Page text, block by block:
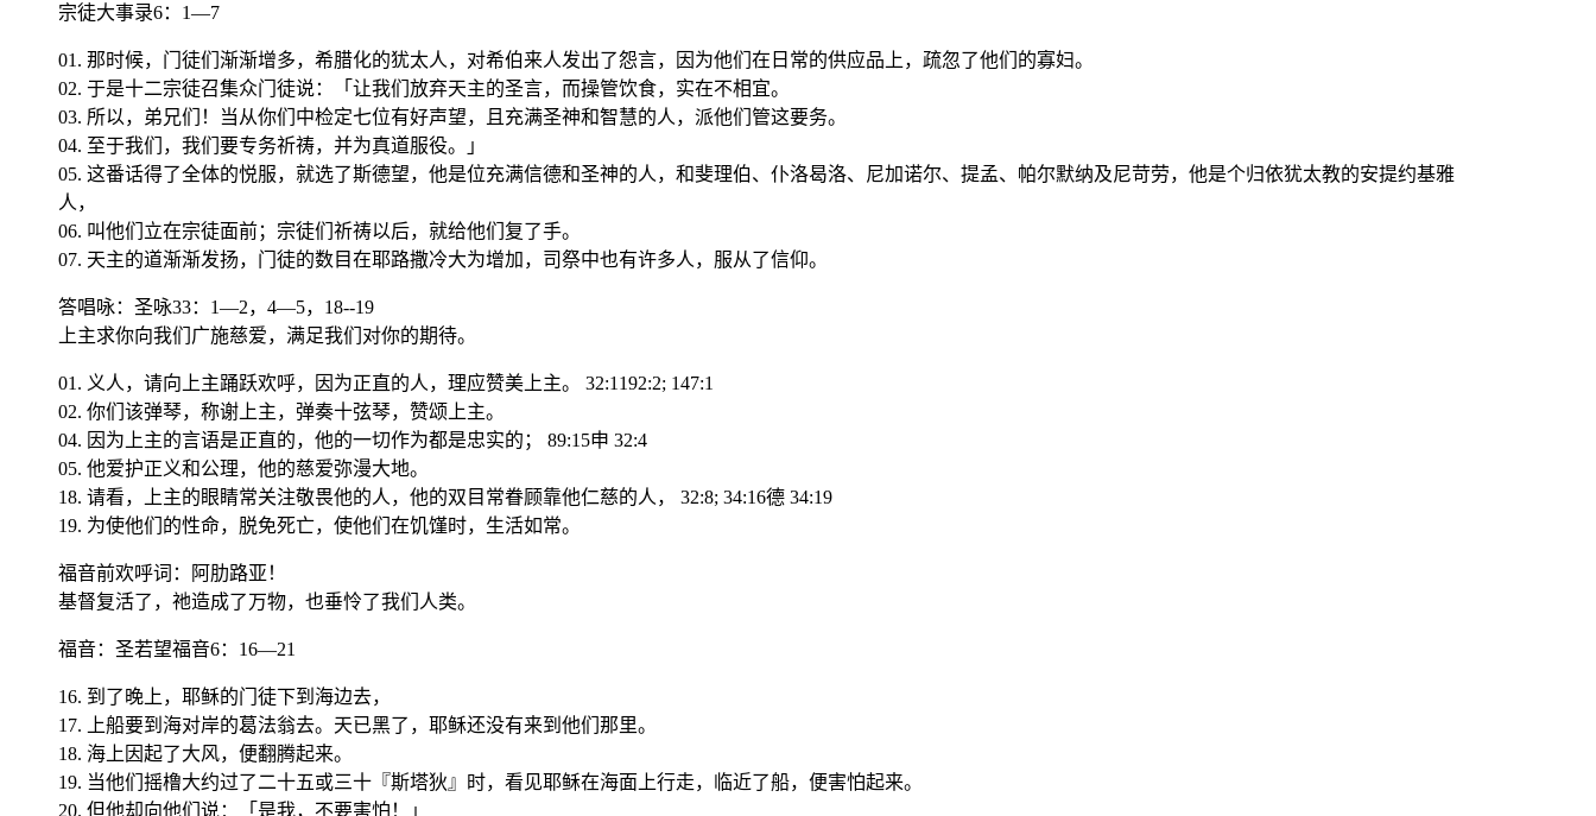
宗徒大事录6：1—7
01. 那时候，门徒们渐渐增多，希腊化的犹太人，对希伯来人发出了怨言，因为他们在日常的供应品上，疏忽了他们的寡妇。
02. 于是十二宗徒召集众门徒说：「让我们放弃天主的圣言，而操管饮食，实在不相宜。
03. 所以，弟兄们！当从你们中检定七位有好声望，且充满圣神和智慧的人，派他们管这要务。
04. 至于我们，我们要专务祈祷，并为真道服役。」
05. 这番话得了全体的悦服，就选了斯德望，他是位充满信德和圣神的人，和斐理伯、仆洛曷洛、尼加诺尔、提孟、帕尔默纳及尼苛劳，他是个归依犹太教的安提约基雅
人，
06. 叫他们立在宗徒面前；宗徒们祈祷以后，就给他们复了手。
07. 天主的道渐渐发扬，门徒的数目在耶路撒冷大为增加，司祭中也有许多人，服从了信仰。
答唱咏：圣咏33：1—2，4—5，18--19
上主求你向我们广施慈爱，满足我们对你的期待。
01. 义人，请向上主踊跃欢呼，因为正直的人，理应赞美上主。 32:1192:2; 147:1
02. 你们该弹琴，称谢上主，弹奏十弦琴，赞颂上主。
04. 因为上主的言语是正直的，他的一切作为都是忠实的； 89:15申 32:4
05. 他爱护正义和公理，他的慈爱弥漫大地。
18. 请看，上主的眼睛常关注敬畏他的人，他的双目常眷顾靠他仁慈的人， 32:8; 34:16德 34:19
19. 为使他们的性命，脱免死亡，使他们在饥馑时，生活如常。
福音前欢呼词：阿肋路亚！
基督复活了，祂造成了万物，也垂怜了我们人类。
福音：圣若望福音6：16—21
16. 到了晚上，耶稣的门徒下到海边去，
17. 上船要到海对岸的葛法翁去。天已黑了，耶稣还没有来到他们那里。
18. 海上因起了大风，便翻腾起来。
19. 当他们摇橹大约过了二十五或三十『斯塔狄』时，看见耶稣在海面上行走，临近了船，便害怕起来。
20. 但他却向他们说：「是我，不要害怕！」